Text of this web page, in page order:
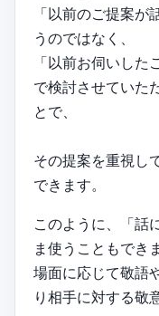
「以前のご提案
うのではなく、
「以前お伺いし
で検討させていた
とで、
その提案を重視し
できます。
このように、「話
ま使うこともでき
場面に応じて敬語
り相手に対する敬